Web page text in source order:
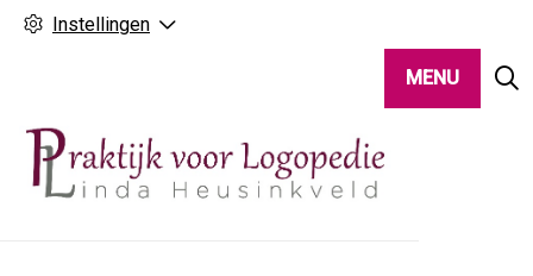
Instellingen
MENU